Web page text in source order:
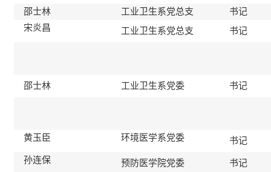
邵士林 工业卫生系党总支
书记
宋炎昌
工业卫生系党总支 书记
邵士林 工业卫生系党委 书记
黄玉臣 环境医学系党委
书记
孙连保
预防医学院党委
书记